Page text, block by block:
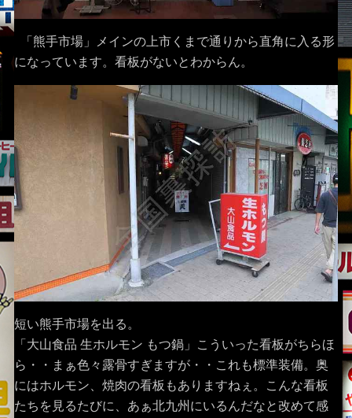
「熊手市場」メインの上市くまで通りから直角に入る形
になっています。看板がないとわからん。
短い熊手市場を出る。
「大山食品 生ホルモン もつ鍋」こういった看板がちらほ
ら・・まぁ色々露骨すぎますが・・これも標準装備。奥
にはホルモン、焼肉の看板もありますねぇ。こんな看板
たちを見るたびに、あぁ北九州にいるんだなと改めて感